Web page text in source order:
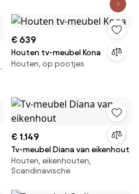
€ 639
Houten tv-meubel Kona
Houten, op pootjes
€ 1.149
Tv-meubel Diana van eikenhout
Houten, eikenhouten,
Scandinavische